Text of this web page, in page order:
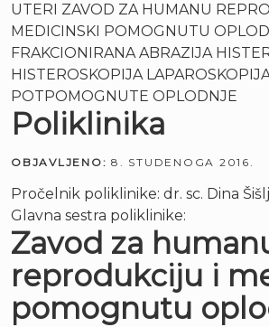
UTERI ZAVOD ZA HUMANU
MEDICINSKI POMOGNUTU
FRAKCIONIRANA ABRAZIJA
HISTEROSKOPIJA
POTPOMOGNUTE OPLODNJE
Poliklinika
OBJAVLJENO: 8. STUDENOGA 2016.
Pročelnik poliklinike: dr. sc. Dina
Glavna sestra poliklinike:
Zavod za
reprodukciju i
pomognutu